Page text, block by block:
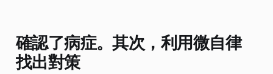
確認了病症。其次，利用微自律
找出對策